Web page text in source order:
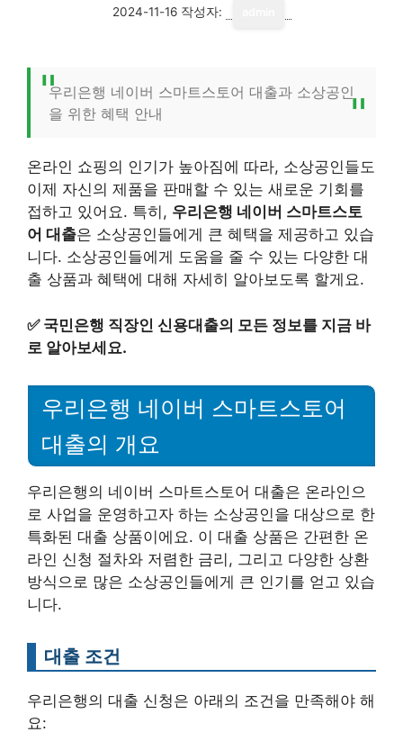
2024-11-16 작성자:
우리은행 네이버 스마트스토어 대출과 소상공인
을 위한 혜택 안내
온라인 쇼핑의 인기가 높아짐에 따라, 소상공인들도
이제 자신의 제품을 판매할 수 있는 새로운 기회를
접하고 있어요. 특히, 우리은행 네이버 스마트스토
어 대출은 소상공인들에게 큰 혜택을 제공하고 있습
니다. 소상공인들에게 도움을 줄 수 있는 다양한 대
출 상품과 혜택에 대해 자세히 알아보도록 할게요.
✅ 국민은행 직장인 신용대출의 모든 정보를 지금 바
로 알아보세요.
우리은행 네이버 스마트스토어
대출의 개요
우리은행의 네이버 스마트스토어 대출은 온라인으
로 사업을 운영하고자 하는 소상공인을 대상으로 한
특화된 대출 상품이에요. 이 대출 상품은 간편한 온
라인 신청 절차와 저렴한 금리, 그리고 다양한 상환
방식으로 많은 소상공인들에게 큰 인기를 얻고 있습
니다.
대출 조건
우리은행의 대출 신청은 아래의 조건을 만족해야 해
요: